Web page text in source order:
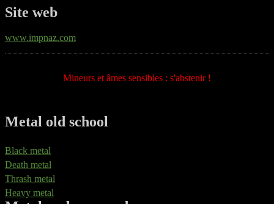
Site web
www.impnaz.com
Mineurs et âmes sensibles : s'abstenir !
Metal old school
Black metal
Death metal
Thrash metal
Heavy metal